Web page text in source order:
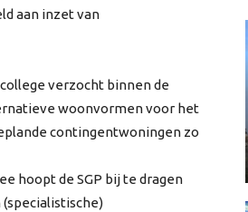
aan inzet van
verzocht binnen de
woonvormen voor het
contingentwoningen zo
hoopt de SGP bij te dragen